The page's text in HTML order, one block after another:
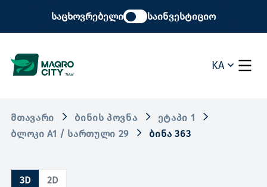
საცხოვრებელი საინვესტიციო
KA
ᲛᲗᲐᲕᲐᲠᲘ ᲑᲘᲜᲘᲡ ᲞᲝᲕᲜᲐ
ᲔᲢᲐᲞᲘ 1
ᲑᲚᲝᲙᲘ A1 / ᲡᲐᲠᲗᲣᲚᲘ 29
ᲑᲘᲜᲐ 363
3D 2D